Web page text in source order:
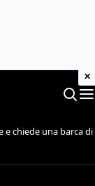
e chiede una barca di
×